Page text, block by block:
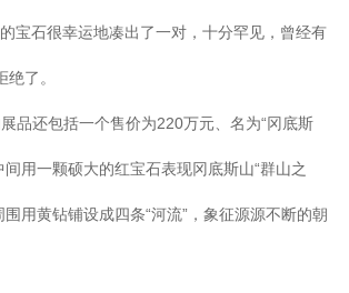
宝石很幸运地凑出了一对，十分罕见，曾经有
了。
品还包括一个售价为220万元、名为“冈底斯
间用一颗硕大的红宝石表现冈底斯山“群山之
围用黄钻铺设成四条“河流”，象征源源不断的朝